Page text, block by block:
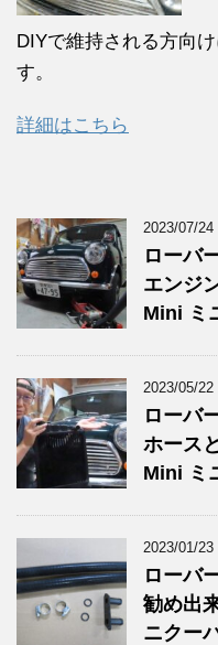
DIYで維持される方向
す。
詳細はこちら
2023/07/24
ローバ
エンジ
Mini ミ
2023/05/22
ローバ
ホース
Mini ミ
2023/01/23
ローバ
勧め出
ニクー